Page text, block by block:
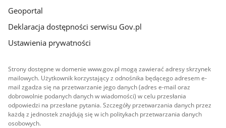
Geoportal
Deklaracja dostępności serwisu Gov.pl
Ustawienia prywatności
Strony dostępne w domenie www.gov.pl mogą zawierać adresy skrzynek
mailowych. Użytkownik korzystający z odnośnika będącego adresem e-
mail zgadza się na przetwarzanie jego danych (adres e-mail oraz
dobrowolnie podanych danych w wiadomości) w celu przesłania
odpowiedzi na przesłane pytania. Szczegóły przetwarzania danych przez
każdą z jednostek znajdują się w ich politykach przetwarzania danych
osobowych.